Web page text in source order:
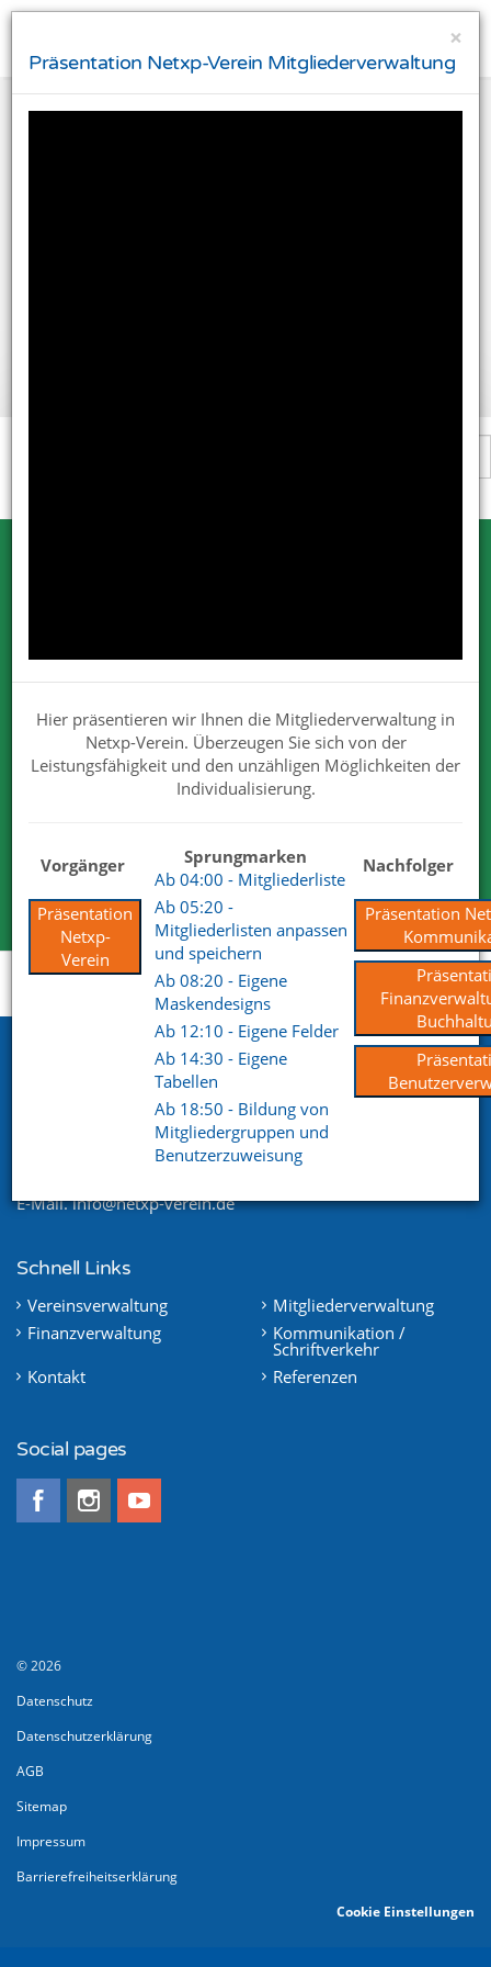
×
Präsentation Netxp-Verein Mitgliederverwaltung
Hier präsentieren wir Ihnen die Mitgliederverwaltung in
Netxp-Verein. Überzeugen Sie sich von der
Leistungsfähigkeit und den unzähligen Möglichkeiten der
Individualisierung.
Vorgänger
Präsentation
Netxp-
Verein
Sprungmarken
Ab 04:00 - Mitgliederliste
Ab 05:20 -
Mitgliederlisten anpassen
und speichern
Ab 08:20 - Eigene
Maskendesigns
Ab 12:10 - Eigene Felder
Ab 14:30 - Eigene
Tabellen
Ab 18:50 - Bildung von
Mitgliedergruppen und
Benutzerzuweisung
Nachfolger
Präsentation
Wir sind von unseren Lösungen überzeugt. Deshalb dürfen
Sie uns gerne und ausgiebig testen.
Für Ihre Tests steht Ihnen der volle Funktionsumfang zur
Verfügung.
Wir haben mit unserem Produkt und Services die
Kostenlose Testversion
Support Videoportal
84307 Eggenfelden
Telefon. +49 (0) 8721 / 50648-89
E-Mail.info@netxp-verein.de
Schnell Links
Vereinsverwaltung
Mitgliederverwaltung
Finanzverwaltung
Kommunikation /
Schriftverkehr
Kontakt
Referenzen
Social pages
© 2026
Datenschutz
Datenschutzerklärung
AGB
Sitemap
Impressum
Barrierefreiheitserklärung
Cookie Einstellungen